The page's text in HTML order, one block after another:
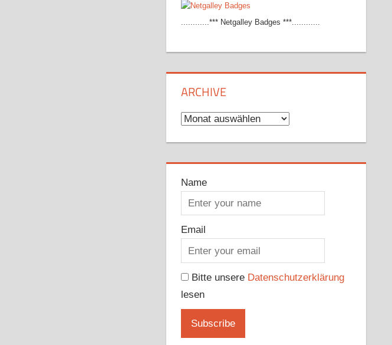
............*** Netgalley Badges ***............
ARCHIVE
Archive
Name
Email
Bitte unsere Datenschutzerklärung
lesen